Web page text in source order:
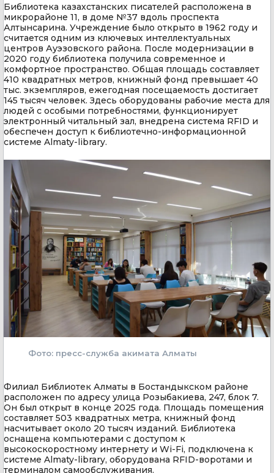
Библиотека казахстанских писателей расположена в
микрорайоне 11, в доме №37 вдоль проспекта
Алтынсарина. Учреждение было открыто в 1962 году и
считается одним из ключевых интеллектуальных
центров Ауэзовского района. После модернизации в
2020 году библиотека получила современное и
комфортное пространство. Общая площадь составляет
410 квадратных метров, книжный фонд превышает 40
тыс. экземпляров, ежегодная посещаемость достигает
145 тысяч человек. Здесь оборудованы рабочие места для
людей с особыми потребностями, функционирует
электронный читальный зал, внедрена система RFID и
обеспечен доступ к библиотечно-информационной
системе Almaty-library.
Фото: пресс-служба акимата Алматы
Филиал Библиотек Алматы в Бостандыкском районе
расположен по адресу улица Розыбакиева, 247, блок 7.
Он был открыт в конце 2025 года. Площадь помещения
составляет 503 квадратных метра, книжный фонд
насчитывает около 20 тысяч изданий. Библиотека
оснащена компьютерами с доступом к
высокоскоростному интернету и Wi-Fi, подключена к
системе Almaty-library, оборудована RFID-воротами и
терминалом самообслуживания.